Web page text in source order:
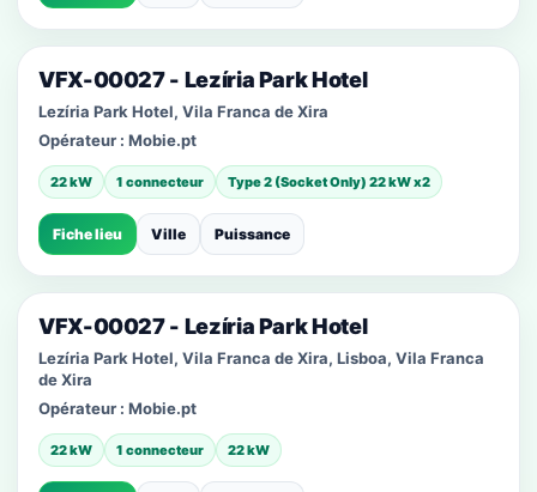
VFX-00027 - Lezíria Park Hotel
Lezíria Park Hotel, Vila Franca de Xira
Opérateur : Mobie.pt
22 kW 1 connecteur Type 2 (Socket Only) 22 kW x2
Fiche lieu Ville Puissance
VFX-00027 - Lezíria Park Hotel
Lezíria Park Hotel, Vila Franca de Xira, Lisboa, Vila Franca
de Xira
Opérateur : Mobie.pt
22 kW 1 connecteur 22 kW